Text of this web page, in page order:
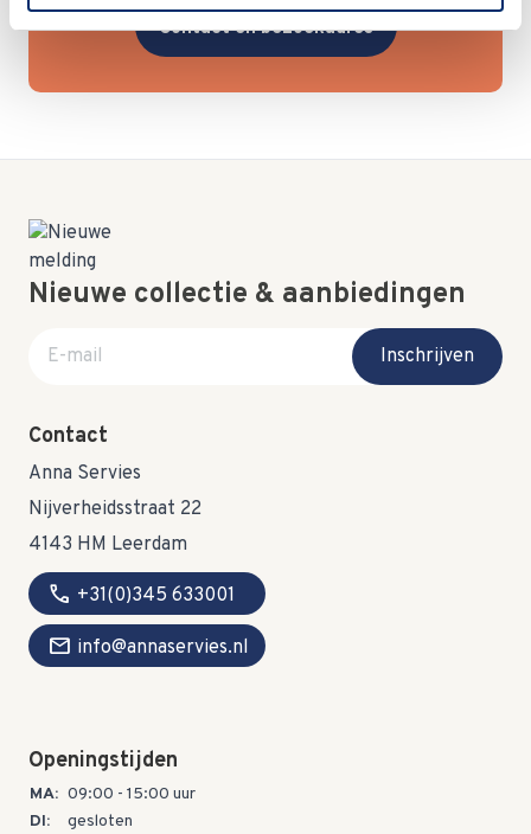
Contact en bezoekadres
Nieuwe collectie & aanbiedingen
E-mail adres
Inschrijven
Contact
Anna Servies
Nijverheidsstraat 22
4143 HM Leerdam
call +31(0)345 633001
mail info@annaservies.nl
Openingstijden
MA: 09:00 - 15:00 uur
DI:
gesloten